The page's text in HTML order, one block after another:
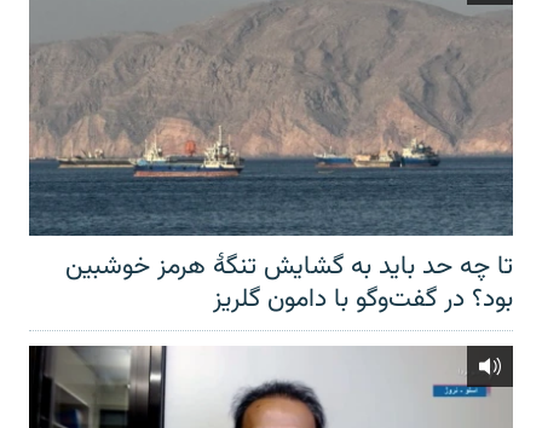
تا چه حد باید به گشایش تنگهٔ هرمز خوشبین
بود؟ در گفت‌وگو با دامون گلریز